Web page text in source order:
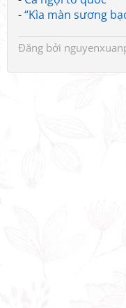
-“Kìa màn sương
Đăng bởi